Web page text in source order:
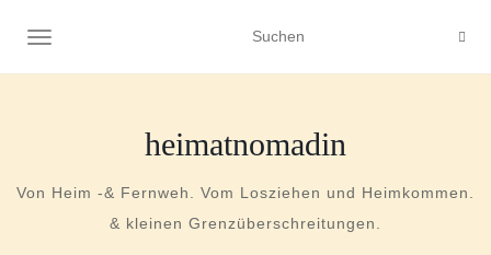
NAVIGATION UMSCHALTEN
heimatnomadin
Von Heim -& Fernweh. Vom Losziehen und Heimkommen.
& kleinen Grenzüberschreitungen.